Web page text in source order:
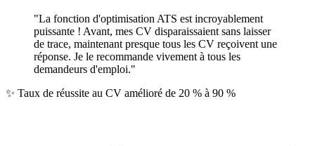
"La fonction d'optimisation ATS est incroyablement
puissante ! Avant, mes CV disparaissaient sans laisser
de trace, maintenant presque tous les CV reçoivent une
réponse. Je le recommande vivement à tous les
demandeurs d'emploi."
✨ Taux de réussite au CV amélioré de 20 % à 90 %